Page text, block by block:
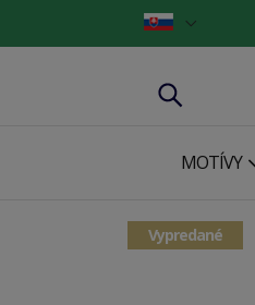
MOTÍVY
Vypredané